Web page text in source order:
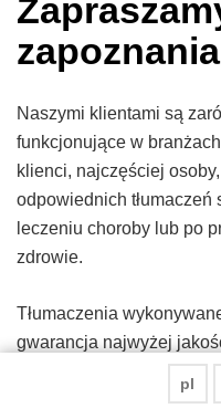
pl
Naszymi klientami są
funkcjonujące w
klienci, najczęściej
odpowiednich tłumaczeń
leczeniu choroby lub po
zdrowie.
Tłumaczenia
gwarancja najwyżej
naszych tłumaczy,
daje gwarancję, że